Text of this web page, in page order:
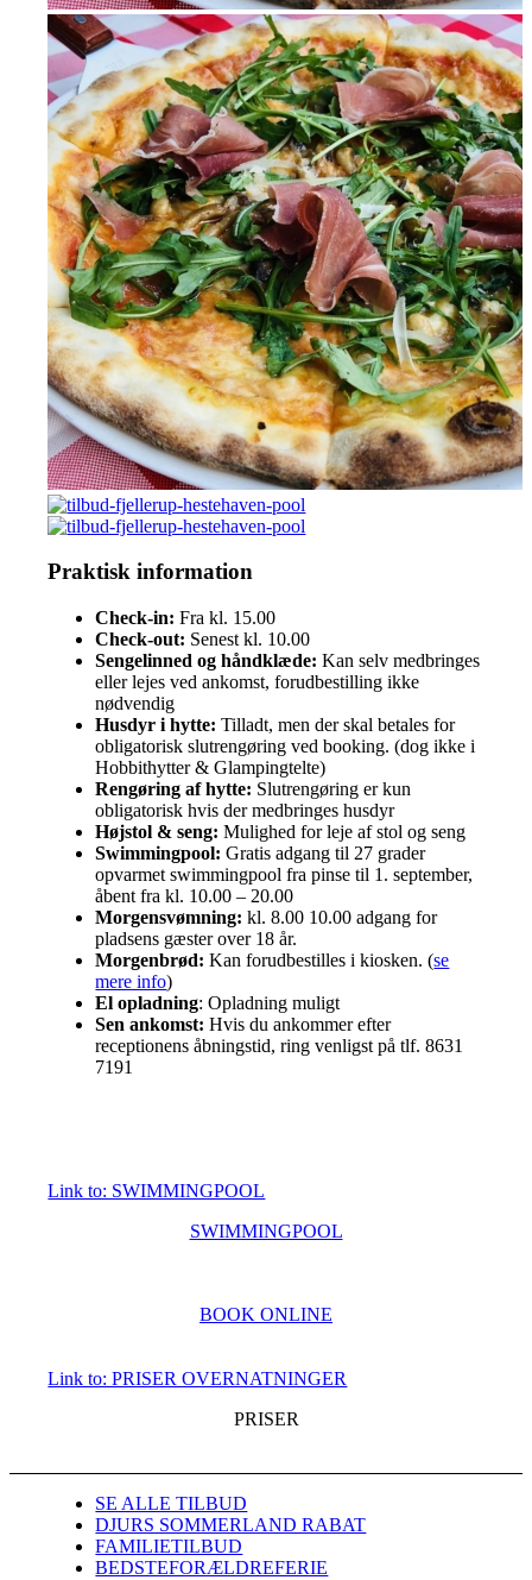
Praktisk information
Check-in: Fra kl. 15.00
Check-out: Senest kl. 10.00
Sengelinned og håndklæde: Kan selv medbringes
eller lejes ved ankomst, forudbestilling ikke
nødvendig
Husdyr i hytte: Tilladt, men der skal betales for
obligatorisk slutrengøring ved booking. (dog ikke i
Hobbithytter & Glampingtelte)
Rengøring af hytte: Slutrengøring er kun
obligatorisk hvis der medbringes husdyr
Højstol & seng: Mulighed for leje af stol og seng
Swimmingpool: Gratis adgang til 27 grader
opvarmet swimmingpool fra pinse til 1. september,
åbent fra kl. 10.00 – 20.00
Morgensvømning:kl. 8.00 10.00 adgang for
pladsens gæster over 18 år.
Morgenbrød: Kan forudbestilles i kiosken. (se
mere info)
El opladning: Opladning muligt
Sen ankomst: Hvis du ankommer efter
receptionens åbningstid, ring venligst på tlf. 8631
7191
Link to: SWIMMINGPOOL
SWIMMINGPOOL
BOOK ONLINE
Link to: PRISER OVERNATNINGER
PRISER
SE ALLE TILBUD
DJURS SOMMERLAND RABAT
FAMILIETILBUD
BEDSTEFORÆLDREFERIE